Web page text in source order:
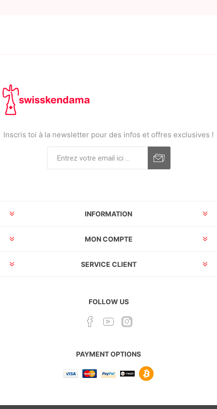
Inscris toi à la newsletter pour des infos et offres exclusives !
INFORMATION
MON COMPTE
SERVICE CLIENT
FOLLOW US
PAYMENT OPTIONS